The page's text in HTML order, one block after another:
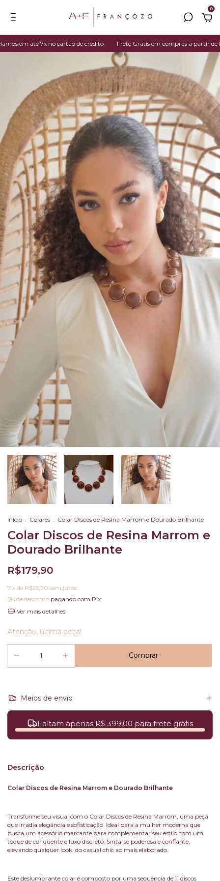
0
em até 7x no cartão de crédito Frete Grátis em compras a partir de R$
Início Colares Colar Discos de Resina Marrom e Dourado Brilhante
Colar Discos de Resina Marrom e
Dourado Brilhante
R$179,90
7 x de R$25,70 sem juros
5% de desconto pagando com Pix
Ver mais detalhes
Atenção, última peça!
Meios de envio
Faltam apenas R$ 399,00 para frete grátis
Descrição
Colar Discos de Resina Marrom e Dourado Brilhante
Transforme seu visual com o Colar Discos de Resina Marrom, uma peça
que irradia elegância e sofisticação. Ideal para a mulher moderna que
busca um acessório marcante para complementar seu estilo com um
toque de cor quente e luxo discreto. Sinta-se poderosa e confiante,
elevando qualquer look, do casual chic ao mais elaborado.
Este deslumbrante colar é composto por uma sequência de 11 discos